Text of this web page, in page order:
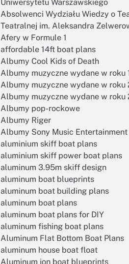
Uniwersytetu Warszawskiego
Absolwenci Wydziału Wiedzy o
Teatralnej im. Aleksandra
Afery w Formule 1
affordable 14ft boat plans
Albumy Cool Kids of Death
Albumy muzyczne wydane w roku
Albumy muzyczne wydane w roku
Albumy muzyczne wydane w roku
Albumy pop-rockowe
Albumy Riger
Albumy Sony Music Entertainment
aluminium skiff boat plans
aluminium skiff power boat plans
aluminum 3.95m skiff design
aluminum boat blueprints
aluminum boat building plans
aluminum boat plans
aluminum boat plans for DIY
aluminum fishing boat plans
Aluminum Flat Bottom Boat Plans
aluminum house boat float
Aluminum jon boat blueprints